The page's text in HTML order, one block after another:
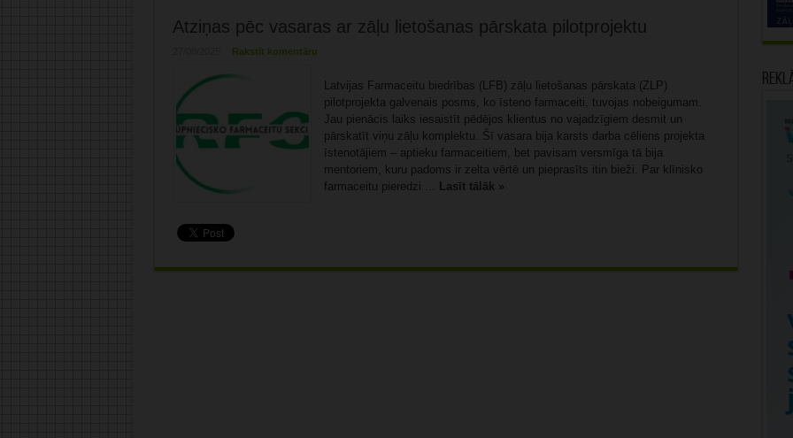
Atziņas pēc vasaras ar zāļu lietošanas pārskata pilotprojektu
Rakstīt komentāru
Latvijas Farmaceitu biedrības (LFB) zāļu lietošanas pārskata (ZLP)
pilotprojekta galvenais posms, ko īsteno farmaceiti, tuvojas nobeigumam.
Jau pienācis laiks iesaistīt pēdējos klientus no vajadzīgiem desmit un
pārskatīt viņu zāļu komplektu. Šī vasara bija karsts darba cēliens projekta
īstenotājiem – aptieku farmaceitiem, bet pavisam versmīga tā bija
mentoriem, kuru padoms ir zelta vērtē un pieprasīts itin bieži. Par klīnisko
farmaceitu pieredzi ... Lasīt tālāk »